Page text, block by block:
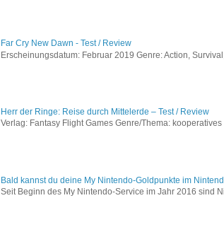
Far Cry New Dawn - Test / Review
Erscheinungsdatum: Februar 2019 Genre: Action,
Herr der Ringe: Reise durch Mittelerde – Test / Review
Verlag: Fantasy Flight Games Genre/Thema:
Bald kannst du deine My Nintendo-Goldpunkte im
Seit Beginn des My Nintendo-Service im Jahr 2016 sind